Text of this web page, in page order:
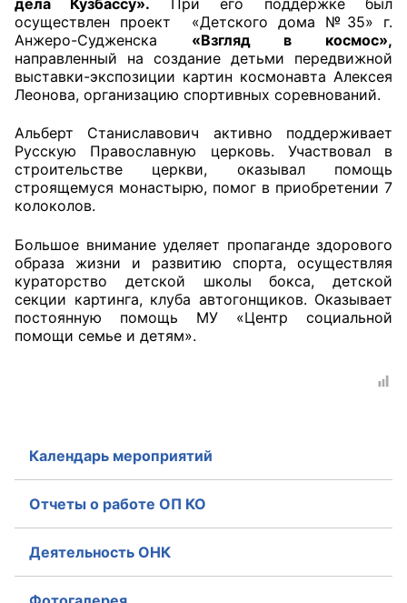
Положения
Соглашения
Рекомендации
Порядок работы ЦОН
Аппарат ОП КО
Доходы руководителя за 2024 г.
осуществлен проект «Детского дома №35» г.
Анжеро-Судженска «Взгляд в космос»,
направленный на создание детьми передвижной
выставки-экспозиции картин космонавта Алексея
Леонова, организацию спортивных соревнований.
Альберт Станиславович активно поддерживает
Русскую Православную церковь. Участвовал в
строительстве церкви, оказывал помощь
строящемуся монастырю, помог в приобретении 7
колоколов.
Большое внимание уделяет пропаганде здорового
образа жизни и развитию спорта, осуществляя
кураторство детской школы бокса, детской
секции картинга, клуба автогонщиков. Оказывает
постоянную помощь МУ «Центр социальной
помощи семье и детям».
Календарь мероприятий
Отчеты о работе ОП КО
Деятельность ОНК